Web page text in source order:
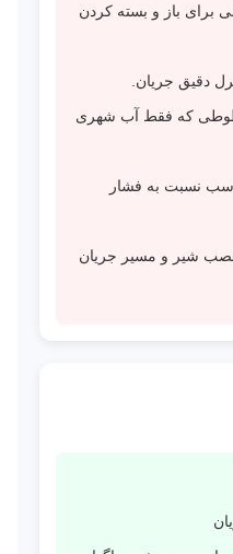
برای باز و بسته کردن
دقیق جریان.
316 برای خطوطی که فقط آب شهری
نسبت به فشار
شیر و مسیر جریان